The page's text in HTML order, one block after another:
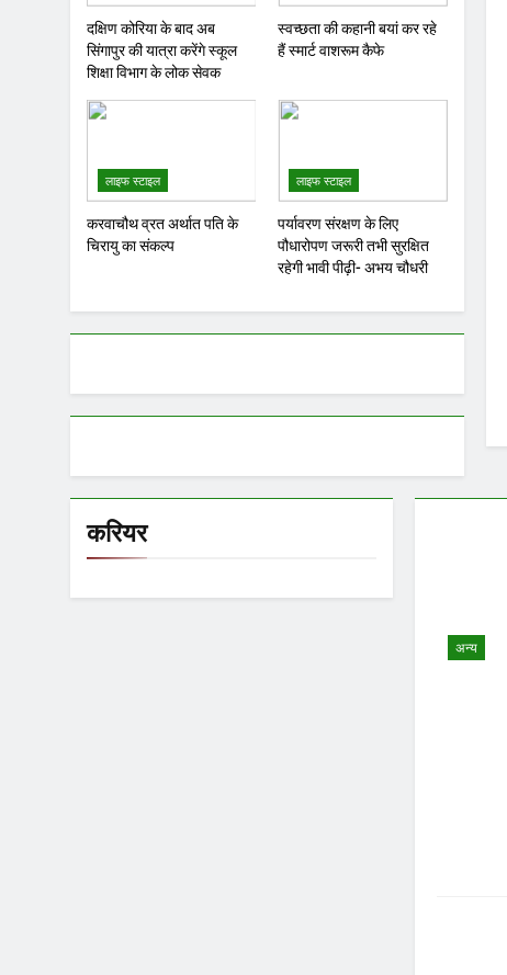
दक्षिण कोरिया के बाद अब
सिंगापुर की यात्रा करेंगे स्कूल
शिक्षा विभाग के लोक सेवक
स्वच्छता की कहानी बयां कर रहे
हैं स्मार्ट वाशरूम कैफे
लाइफ स्टाइल
करवाचौथ व्रत अर्थात पति के
चिरायु का संकल्प
लाइफ स्टाइल
पर्यावरण संरक्षण के लिए
पौधारोपण जरूरी तभी सुरक्षित
रहेगी भावी पीढ़ी- अभय चौधरी
करियर
अन्य